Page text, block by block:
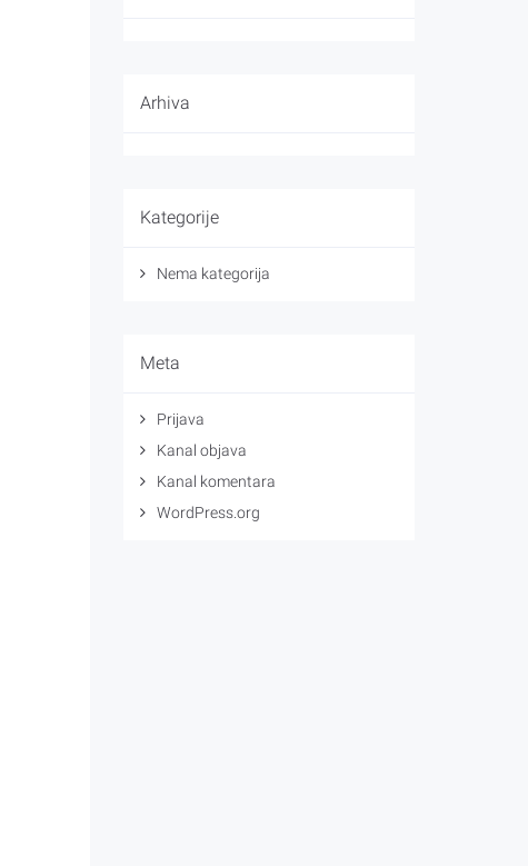
Arhiva
Kategorije
Nema kategorija
Meta
Prijava
Kanal objava
Kanal komentara
WordPress.org